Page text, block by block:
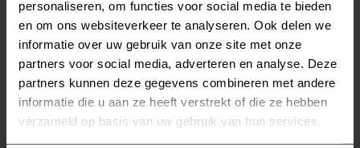
personaliseren, om functies voor social media te bieden
en om ons websiteverkeer te analyseren. Ook delen we
informatie over uw gebruik van onze site met onze
partners voor social media, adverteren en analyse. Deze
partners kunnen deze gegevens combineren met andere
informatie die u aan ze heeft verstrekt of die ze hebben
verzameld op basis van uw gebruik van hun services.
oude tegels heen en vervangen uw huidige douche
voor een inloopdouche.
Bij MAX Badkamers kiest u voor kwaliteit, veiligheid
en comfort. Maak een afspraak voor een vrijblijvend
adviesgesprek en wij toveren uw huidige badkamer
om tot een luxe en veilige plek waar u jaren van kunt